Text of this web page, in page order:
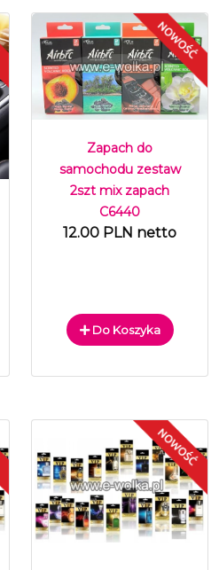
Zapach do
samochodu zestaw
2szt mix zapach
C6440
12.00 PLN netto
Do Koszyka